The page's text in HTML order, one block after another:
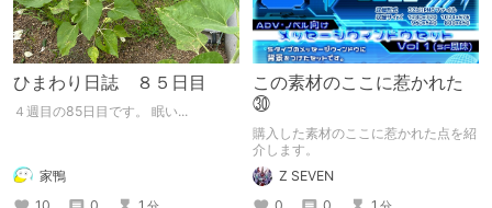
ひまわり日誌 ８５日目
４週目の85日目です。 眠い...
家鴨
この素材のここに惹かれた
㉚
購入した素材のここに惹かれた点を紹
介します。
Z SEVEN